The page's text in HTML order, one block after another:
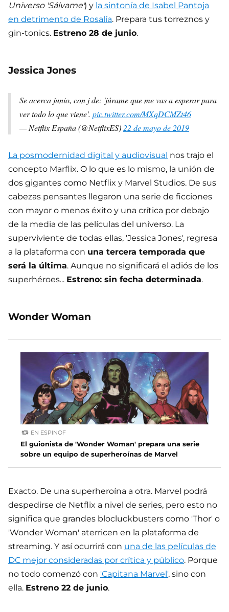
Universo 'Sálvame') y la sintonía de Isabel Pantoja
en detrimento de Rosalía. Prepara tus torreznos y
gin-tonics. Estreno 28 de junio.
Jessica Jones
Se acerca junio, con j de: 'júrame que me vas a esperar para
ver todo lo que viene'. pic.twitter.com/MXqDCMZt46
— Netflix España (@NetflixES) 22 de mayo de 2019
La posmodernidad digital y audiovisual nos trajo el
concepto Marflix. O lo que es lo mismo, la unión de
dos gigantes como Netflix y Marvel Studios. De sus
cabezas pensantes llegaron una serie de ficciones
con mayor o menos éxito y una crítica por debajo
de la media de las películas del universo. La
superviviente de todas ellas, 'Jessica Jones', regresa
a la plataforma con una tercera temporada que
será la última. Aunque no significará el adiós de los
superhéroes... Estreno: sin fecha determinada.
Wonder Woman
EN ESPINOF
El guionista de 'Wonder Woman' prepara una serie
sobre un equipo de superheroínas de Marvel
Exacto. De una superheroína a otra. Marvel podrá
despedirse de Netflix a nivel de series, pero esto no
significa que grandes blocluckbusters como 'Thor' o
'Wonder Woman' aterricen en la plataforma de
streaming. Y así ocurrirá con una de las películas de
DC mejor consideradas por crítica y público. Porque
no todo comenzó con 'Capitana Marvel', sino con
ella. Estreno 22 de junio.